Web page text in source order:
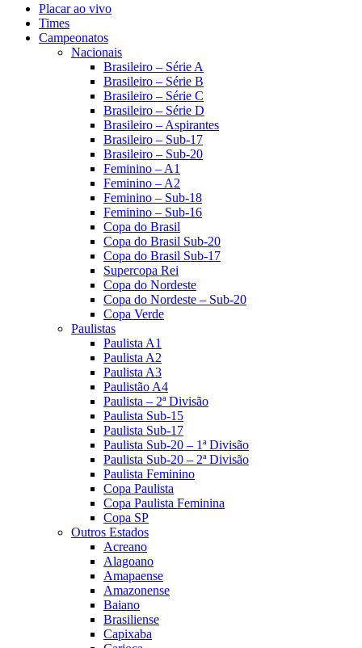
Placar ao vivo
Times
Campeonatos
Nacionais
Brasileiro – Série A
Brasileiro – Série B
Brasileiro – Série C
Brasileiro – Série D
Brasileiro – Aspirantes
Brasileiro – Sub-17
Brasileiro – Sub-20
Feminino – A1
Feminino – A2
Feminino – Sub-18
Feminino – Sub-16
Copa do Brasil
Copa do Brasil Sub-20
Copa do Brasil Sub-17
Supercopa Rei
Copa do Nordeste
Copa do Nordeste – Sub-20
Copa Verde
Paulistas
Paulista A1
Paulista A2
Paulista A3
Paulistão A4
Paulista – 2ª Divisão
Paulista Sub-15
Paulista Sub-17
Paulista Sub-20 – 1ª Divisão
Paulista Sub-20 – 2ª Divisão
Paulista Feminino
Copa Paulista
Copa Paulista Feminina
Copa SP
Outros Estados
Acreano
Alagoano
Amapaense
Amazonense
Baiano
Brasiliense
Capixaba